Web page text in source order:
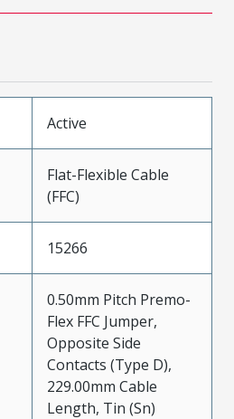
Active
Flat-Flexible Cable
(FFC)
15266
0.50mm Pitch Premo-
Flex FFC Jumper,
Opposite Side
Contacts (Type D),
229.00mm Cable
Length, Tin (Sn)